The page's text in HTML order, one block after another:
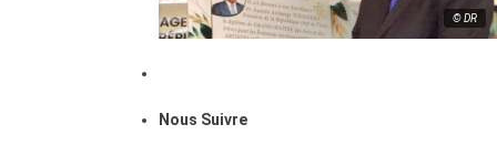
© DR
Nous Suivre